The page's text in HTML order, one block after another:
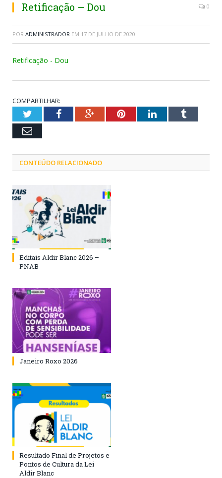
Retificação – Dou 0
POR ADMINISTRADOR EM 17 DE JULHO DE 2020
Retificação - Dou
COMPARTILHAR:
TwitterFacebookGoogle+PinterestLinkedInTumblr
Email
CONTEÚDO RELACIONADO
Editais Aldir Blanc 2026 –
PNAB
Janeiro Roxo 2026
Resultado Final de Projetos e
Pontos de Cultura da Lei
Aldir Blanc